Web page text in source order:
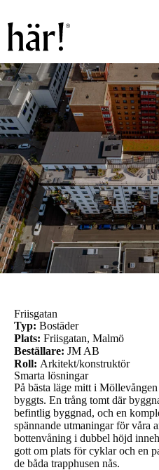
Friisgatan
Typ: Bostäder
Plats: Friisgatan, Malmö
Beställare: JM AB
Roll: Arkitekt/konstruktör
Smarta lösningar
På bästa läge mitt i
byggts. En trång tomt där
befintlig byggnad, och en
spännande utmaningar för våra
bottenvåning i dubbel höjd
gott om plats för cyklar och en
de båda trapphusen nås.